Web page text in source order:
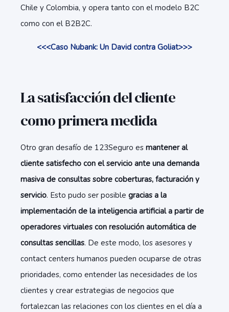
Chile y Colombia, y opera tanto con el modelo B2C
como con el B2B2C.
<<<Caso Nubank: Un David contra Goliat>>>
La satisfacción del cliente
como primera medida
Otro gran desafío de 123Seguro es mantener al
cliente satisfecho con el servicio ante una demanda
masiva de consultas sobre coberturas, facturación y
servicio. Esto pudo ser posible gracias a la
implementación de la inteligencia artificial a partir de
operadores virtuales con resolución automática de
consultas sencillas. De este modo, los asesores y
contact centers humanos pueden ocuparse de otras
prioridades, como entender las necesidades de los
clientes y crear estrategias de negocios que
fortalezcan las relaciones con los clientes en el día a